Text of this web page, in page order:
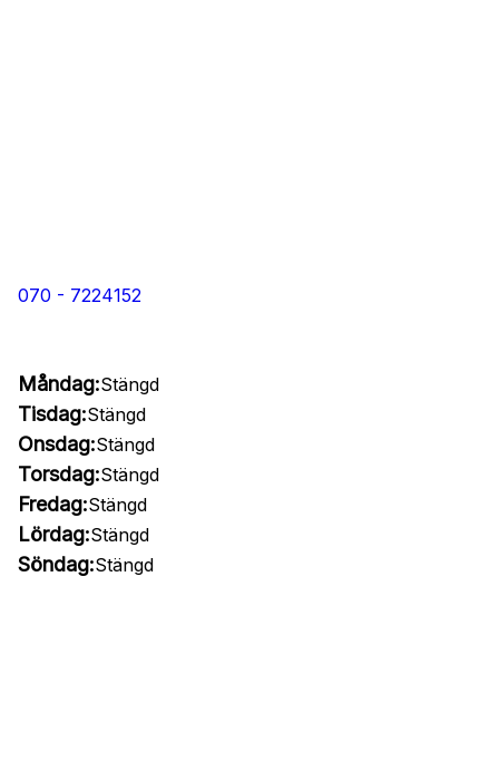
070 - 7224152
Måndag:Stängd
Tisdag:Stängd
Onsdag:Stängd
Torsdag:Stängd
Fredag:Stängd
Lördag:Stängd
Söndag:Stängd